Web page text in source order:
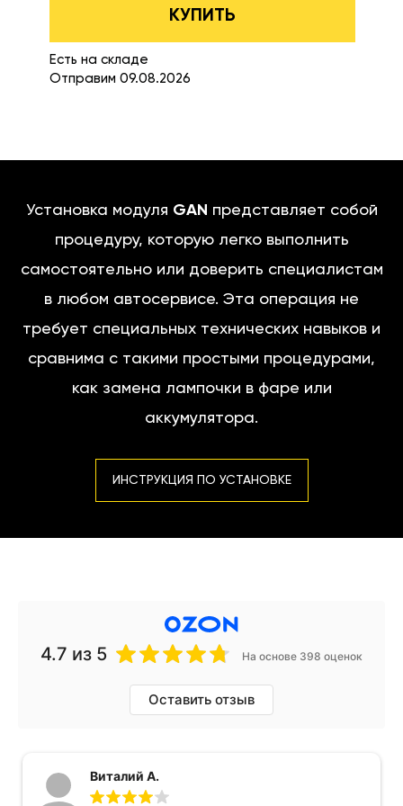
КУПИТЬ
Есть на складе
Отправим 09.08.2026
Установка модуля GAN представляет собой
процедуру, которую легко выполнить
самостоятельно или доверить специалистам
в любом автосервисе. Эта операция не
требует специальных технических навыков и
сравнима с такими простыми процедурами,
как замена лампочки в фаре или
аккумулятора.
ИНСТРУКЦИЯ ПО УСТАНОВКЕ
4.7 из 5 На основе 398 оценок
Оставить отзыв
Виталий А.